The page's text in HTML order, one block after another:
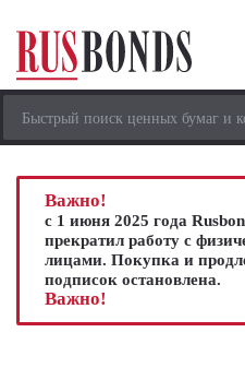
Важно!
с 1 июня 2025 года
прекратил работу с
лицами. Покупка и
подписок остановлена.
Важно!